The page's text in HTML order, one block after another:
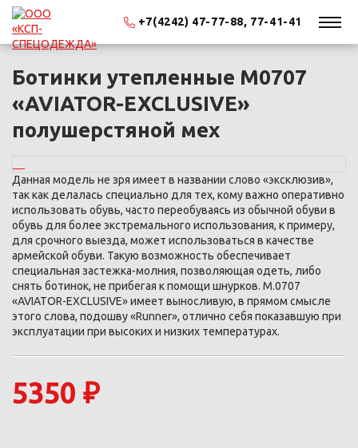
+7(4242) 47-77-88, 77-41-41
Ботинки утепленные М0707
«AVIATOR-EXCLUSIVE»
полушерстяной мех
Данная модель не зря имеет в названии слово «эксклюзив»,
так как делалась специально для тех, кому важно оперативно
использовать обувь, часто переобуваясь из обычной обуви в
обувь для более экстремального использования, к примеру,
для срочного выезда, может использоваться в качестве
армейской обуви. Такую возможность обеспечивает
специальная застежка-молния, позволяющая одеть, либо
снять ботинок, не прибегая к помощи шнурков. М.0707
«AVIATOR-EXCLUSIVE» имеет выносливую, в прямом смысле
этого слова, подошву «Runner», отлично себя показавшую при
эксплуатации при высоких и низких температурах.
5350 ₽